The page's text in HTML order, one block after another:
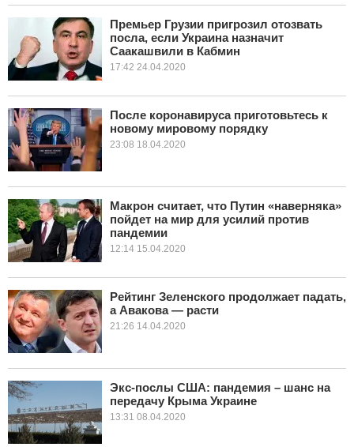
Премьер Грузии пригрозил отозвать
посла, если Украина назначит
Саакашвили в Кабмин
17:42 24.04.2020
После коронавируса приготовьтесь к
новому мировому порядку
23:08 18.04.2020
Макрон считает, что Путин «наверняка»
пойдет на мир для усилий против
пандемии
12:14 15.04.2020
Рейтинг Зеленского продолжает падать,
а Авакова — расти
21:26 14.04.2020
Экс-послы США: пандемия – шанс на
передачу Крыма Украине
13:31 08.04.2020